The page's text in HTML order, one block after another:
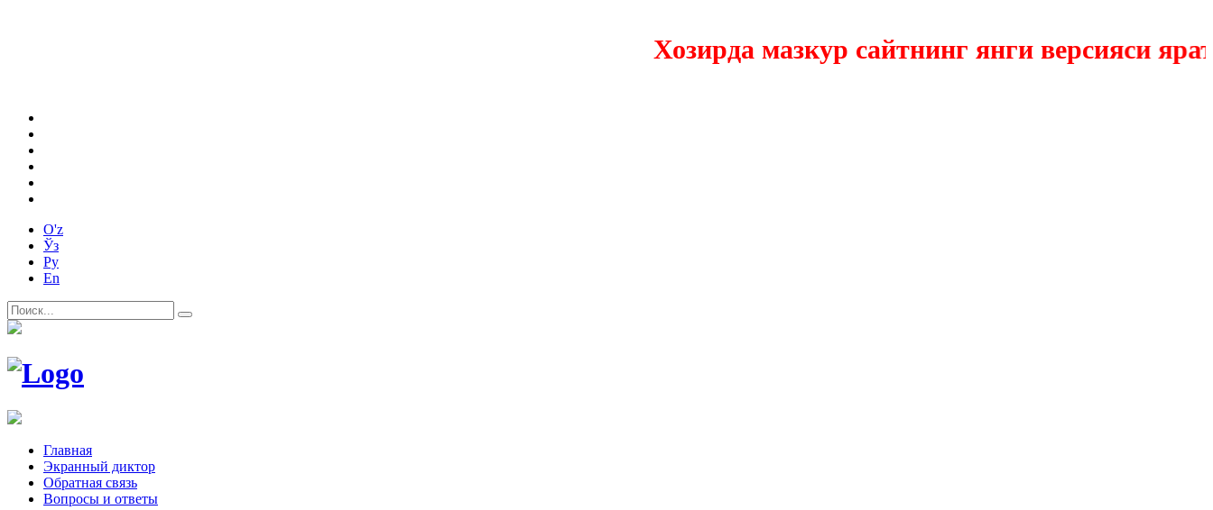
Хозирда мазкур сайтнинг янги версияси
O'z
Ўз
Ру
En
Главная
Экранный диктор
Обратная связь
Вопросы и ответы